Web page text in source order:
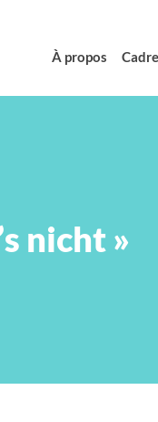
À propos
nicht »